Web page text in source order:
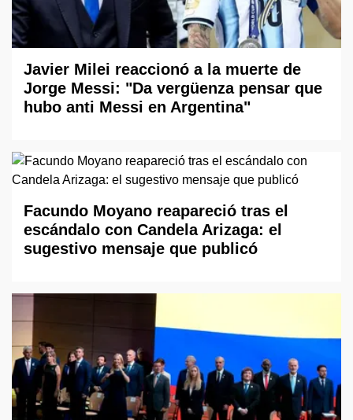
Javier Milei reaccionó a la muerte de
Jorge Messi: "Da vergüenza pensar que
hubo anti Messi en Argentina"
Facundo Moyano reapareció tras el
escándalo con Candela Arizaga: el
sugestivo mensaje que publicó